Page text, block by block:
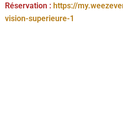
Réservation : https://
vision-superieure-1